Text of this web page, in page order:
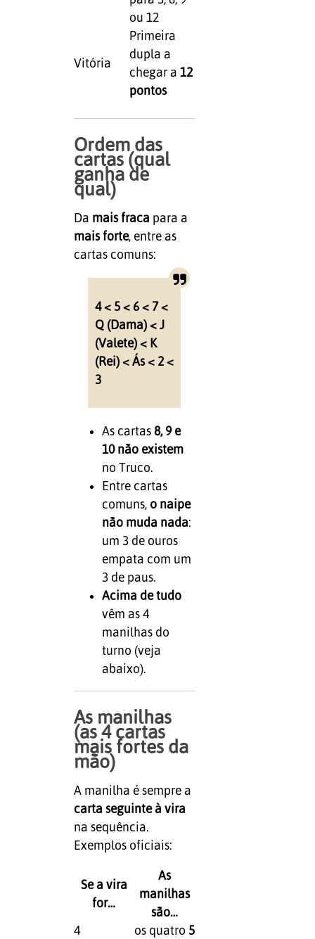
ou 12
Vitória
Primeira
dupla a
chegar a 12
pontos
Ordem das
cartas (qual
ganha de
qual)
Da mais fraca para a
mais forte, entre as
cartas comuns:
4 < 5 < 6 < 7 <
Q (Dama) < J
(Valete) < K
(Rei) < Ás < 2 <
3
As cartas 8, 9 e
10 não existem
no Truco.
Entre cartas
comuns, o naipe
não muda nada:
um 3 de ouros
empata com um
3 de paus.
Acima de tudo
vêm as 4
manilhas do
turno (veja
abaixo).
As manilhas
(as 4 cartas
mais fortes da
mão)
A manilha é sempre a
carta seguinte à vira
na sequência.
Exemplos oficiais:
Se a vira
for…
As
manilhas
são…
4
os quatro 5